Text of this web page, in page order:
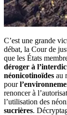
C’est une grande
débat, la Cour de
que les États
déroger à
néonicotinoïdes au
pour
renoncer à
l’utilisation des
sucrières.